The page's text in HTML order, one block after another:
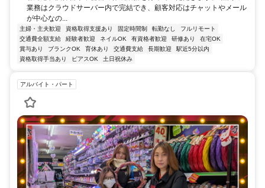
業務はクラウドサーバー内で完結でき、顧客対応はチャットやメール
が中心なの...
主婦・主夫歓迎 資格取得支援あり 固定時間制 転勤なし
フルリモート
交通費全額支給
経験者歓迎 ネイルOK 有資格者歓迎 研修あり
在宅OK
賞与あり
ブランクOK 育休あり 交通費支給 長期歓迎
駅近5分以内
資格取得手当あり
ピアスOK 土日祝休み
アルバイト・パート